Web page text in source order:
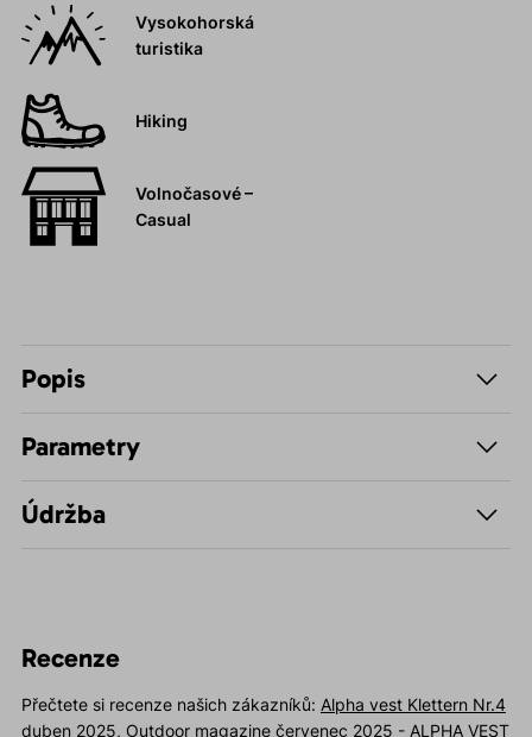
Vysokohorská
turistika
Hiking
Volnočasové –
Casual
Popis
Parametry
Údržba
Recenze
Přečtete si recenze našich zákazníků: Alpha vest Klettern Nr.4
duben 2025, Outdoor magazine červenec 2025 - ALPHA VEST